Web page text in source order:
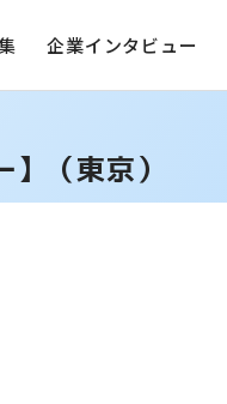
企業インタビュー
（東京）